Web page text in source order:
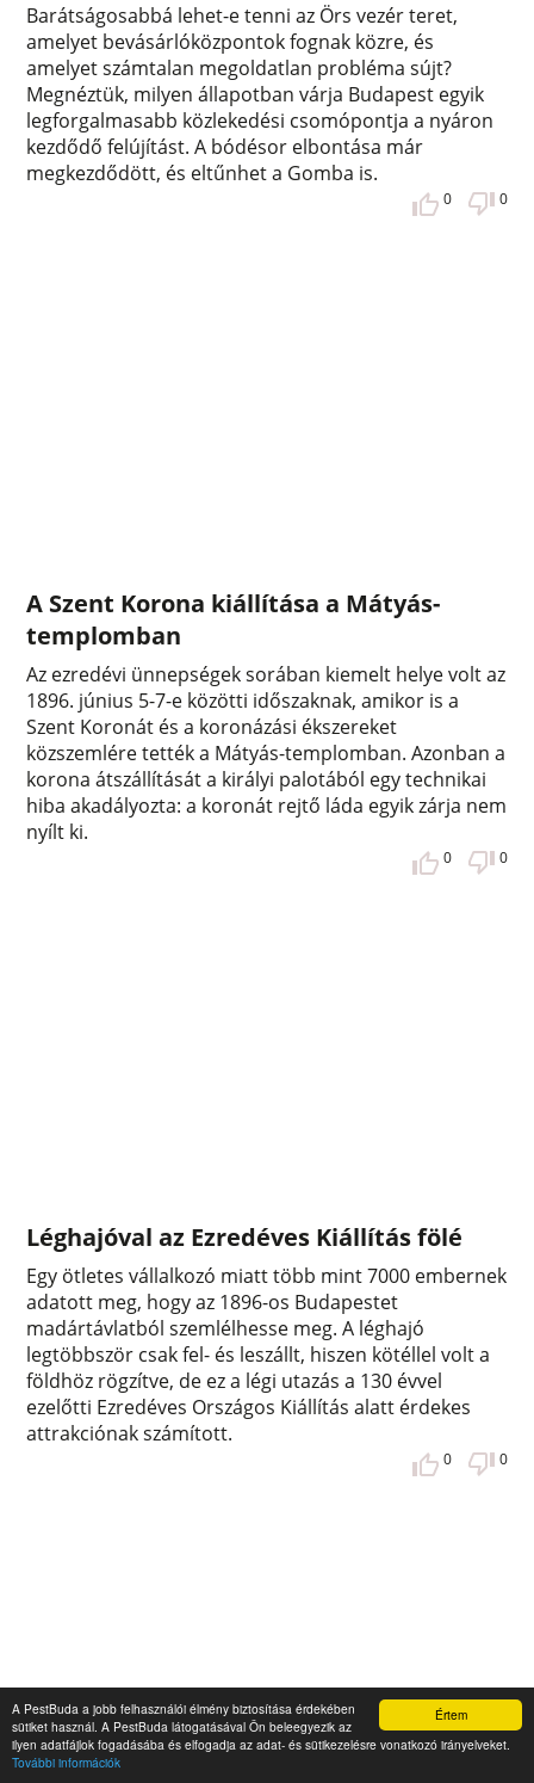
Értem
A PestBuda a jobb felhasználói élmény biztosítása érdekében
sütiket használ. A PestBuda látogatásával Ön beleegyezik az
ilyen adatfájlok fogadásába és elfogadja az adat- és sütikezelésre vonatkozó irányelveket.
További információk
Barátságosabbá lehet-e tenni az Örs vezér teret,
amelyet bevásárlóközpontok fognak közre, és
amelyet számtalan megoldatlan probléma sújt?
Megnéztük, milyen állapotban várja Budapest egyik
legforgalmasabb közlekedési csomópontja a nyáron
kezdődő felújítást. A bódésor elbontása már
megkezdődött, és eltűnhet a Gomba is.
0 0
A Szent Korona kiállítása a Mátyás-
templomban
Az ezredévi ünnepségek sorában kiemelt helye volt az
1896. június 5-7-e közötti időszaknak, amikor is a
Szent Koronát és a koronázási ékszereket
közszemlére tették a Mátyás-templomban. Azonban a
korona átszállítását a királyi palotából egy technikai
hiba akadályozta: a koronát rejtő láda egyik zárja nem
nyílt ki.
0 0
Léghajóval az Ezredéves Kiállítás fölé
Egy ötletes vállalkozó miatt több mint 7000 embernek
adatott meg, hogy az 1896-os Budapestet
madártávlatból szemlélhesse meg. A léghajó
legtöbbször csak fel- és leszállt, hiszen kötéllel volt a
földhöz rögzítve, de ez a légi utazás a 130 évvel
ezelőtti Ezredéves Országos Kiállítás alatt érdekes
attrakciónak számított.
0 0